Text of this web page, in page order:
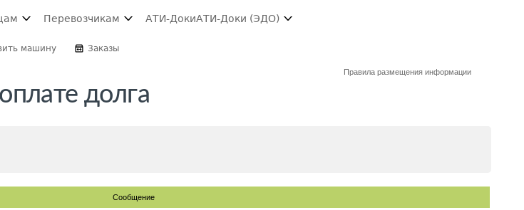
Перевозчикам АТИ-ДокиАТИ-Доки (ЭДО)
машину Заказы
Правила размещения информации
долга
Сообщение